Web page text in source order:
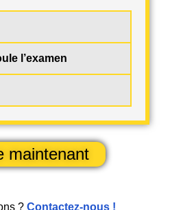
l’examen
maintenant
? Contactez-nous !